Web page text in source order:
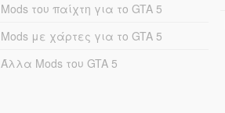
Mods του παίχτη για το GTA 5
Mods με χάρτες για το GTA 5
Άλλα Mods του GTA 5